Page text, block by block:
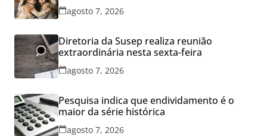
agosto 7, 2026
Diretoria da Susep realiza reunião
extraordinária nesta sexta-feira
agosto 7, 2026
Pesquisa indica que endividamento é o
maior da série histórica
agosto 7, 2026